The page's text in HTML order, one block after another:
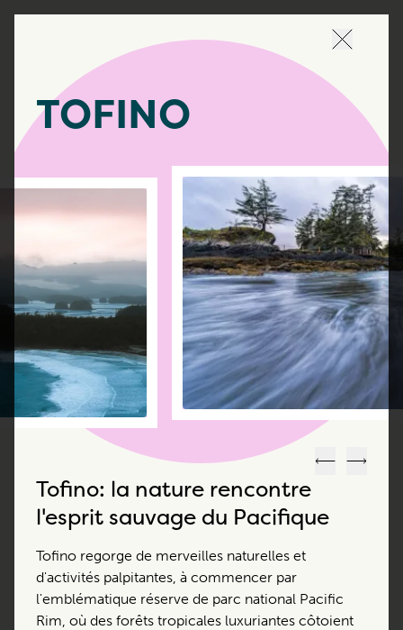
TOFINO
Tofino: la nature rencontre
l'esprit sauvage du Pacifique
Tofino regorge de merveilles naturelles et
d'activités palpitantes, à commencer par
l'emblématique réserve de parc national Pacific
Rim, où des forêts tropicales luxuriantes côtoient